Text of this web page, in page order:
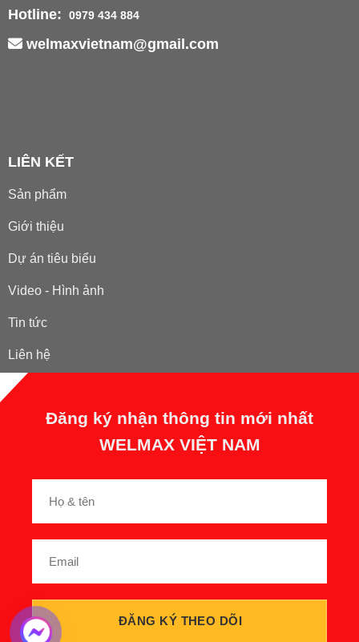
Hotline: 0979 434 884
welmaxvietnam@gmail.com
LIÊN KẾT
Sản phẩm
Giới thiệu
Dự án tiêu biểu
Video - Hình ảnh
Tin tức
Liên hệ
Đăng ký nhận thông tin mới nhất
WELMAX VIỆT NAM